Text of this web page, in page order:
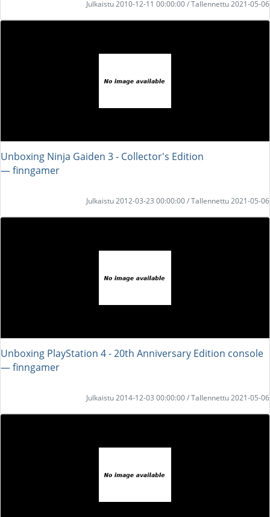
Julkaistu 2010-12-11 00:00:00 / Tallennettu 2021-05-06
Unboxing Ninja Gaiden 3 - Collector's Edition
― finngamer
Julkaistu 2012-03-23 00:00:00 / Tallennettu 2021-05-06
Unboxing PlayStation 4 - 20th Anniversary Edition console
― finngamer
Julkaistu 2014-12-03 00:00:00 / Tallennettu 2021-05-06